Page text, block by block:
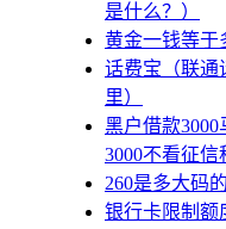
是什么？）
黄金一钱等于
话费宝（联通
里）
黑户借款
3000不看征信
260是多大码
银行卡限制额